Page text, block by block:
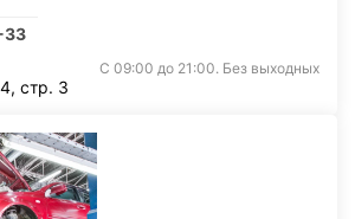
33
С 09:00 до 21:00. Без выходных
стр. 3